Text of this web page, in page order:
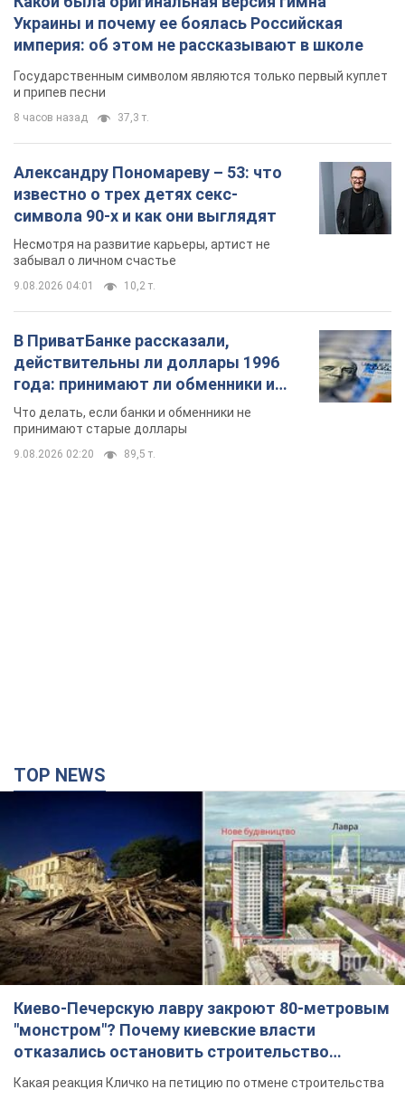
Несмотря на развитие карьеры, артист не
забывал о личном счастье
9.08.2026 04:01 10,2 т.
В ПриватБанке рассказали,
действительны ли доллары 1996
года: принимают ли обменники и
банки такие купюры
Что делать, если банки и обменники не
принимают старые доллары
9.08.2026 02:20 89,5 т.
Киево-Печерскую лавру закроют 80-метровым
"монстром"? Почему киевские власти
отказались остановить строительство
небоскреба "московского верующего"
Какая реакция Кличко на петицию по отмене строительства
5 часов назад 57,7 т.
Армия РФ уничтожила предприятие Kromberg &
Schubert в Житомире. Фото
Когда предприятие возобновит работу, пока неизвестно
2 часа назад 8,3 т.
МИД Болгарии вызвал украинского посла из-за
инцидента с дроном: что произошло